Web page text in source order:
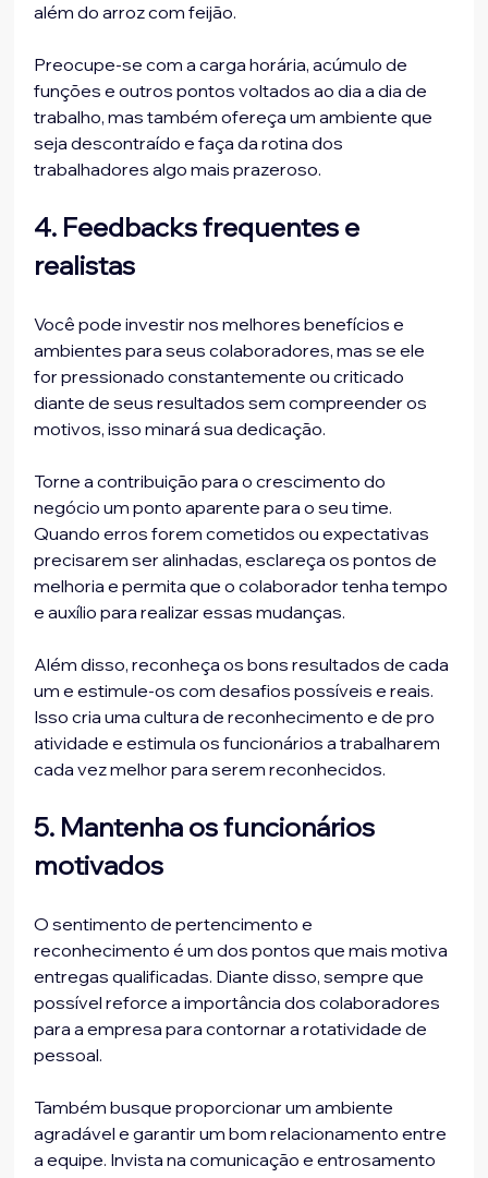
além do arroz com feijão.
Preocupe-se com a carga horária, acúmulo de
funções e outros pontos voltados ao dia a dia de
trabalho, mas também ofereça um ambiente que
seja descontraído e faça da rotina dos
4. Feedbacks frequentes e
realistas
Você pode investir nos melhores benefícios e
ambientes para seus colaboradores, mas se ele
for pressionado constantemente ou criticado
diante de seus resultados sem compreender os
motivos, isso minará sua dedicação.
Torne a contribuição para o crescimento do
negócio um ponto aparente para o seu time.
Quando erros forem cometidos ou expectativas
precisarem ser alinhadas, esclareça os pontos de
melhoria e permita que o colaborador tenha tempo
e auxílio para realizar essas mudanças.
Além disso, reconheça os bons resultados de cada
um e estimule-os com desafios possíveis e reais.
Isso cria uma cultura de reconhecimento e de pro
atividade e estimula os funcionários a trabalharem
5. Mantenha os funcionários
motivados
O sentimento de pertencimento e
reconhecimento é um dos pontos que mais motiva
entregas qualificadas. Diante disso, sempre que
possível reforce a importância dos colaboradores
para a empresa para contornar a rotatividade de
pessoal.
Também busque proporcionar um ambiente
agradável e garantir um bom relacionamento entre
a equipe. Invista na comunicação e entrosamento